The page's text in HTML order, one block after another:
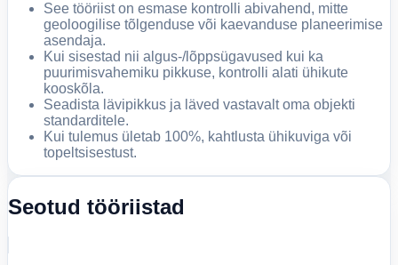
See tööriist on esmase kontrolli abivahend, mitte
geoloogilise tõlgenduse või kaevanduse planeerimise
asendaja.
Kui sisestad nii algus-/lõppsügavused kui ka
puurimisvahemiku pikkuse, kontrolli alati ühikute
kooskõla.
Seadista lävipikkus ja läved vastavalt oma objekti
standarditele.
Kui tulemus ületab 100%, kahtlusta ühikuviga või
topeltsisestust.
Seotud tööriistad